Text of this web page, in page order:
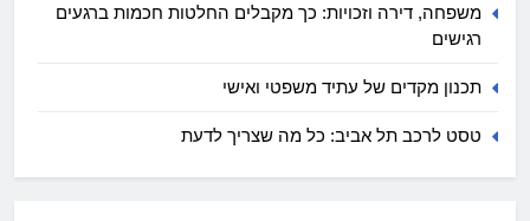
משפחה, דירה וזכויות: כך מקבלים החלטות חכמות ברגעים
רגישים
תכנון מקדים של עתיד משפטי ואישי
טסט לרכב תל אביב: כל מה שצריך לדעת